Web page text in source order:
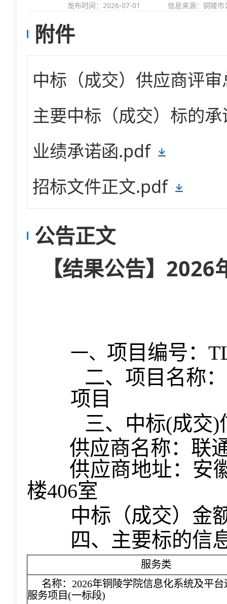
发布时间：2026-07-01 信息来源： 铜陵市
附件
中标（成交）供应商评
主要中标（成交）标的
业绩承诺函.pdf
招标文件正文.pdf
公告正文
【结果公告】
一、 项目编号：
二、项目名称：
项目
三、中标(成交)
供应商名称：联
供应商地址：安
楼406室
中标（成交）金
四、主要标的信
服务类
名称： 2026年铜陵学院信息化系统及平
服务项目(一标段)